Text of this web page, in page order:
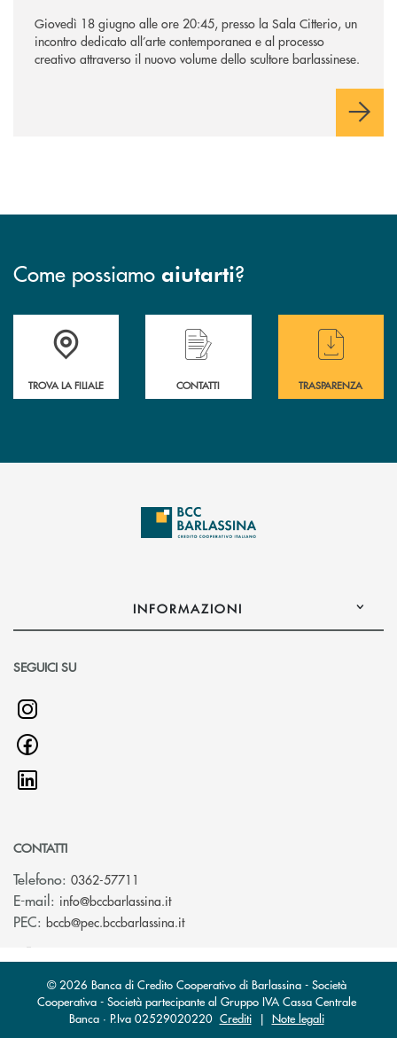
Giovedì 18 giugno alle ore 20:45, presso la Sala Citterio, un
incontro dedicato all’arte contemporanea e al processo
creativo attraverso il nuovo volume dello scultore barlassinese.
Come possiamo aiutarti?
Accedi all' elenco completo delle filiali di BCC Barlassina.
TROVA LA FILIALE
Hai bisogno di assistenza immediata ?
CONTATTI
Hai bisogno di
TRASPARENZA
INFORMAZIONI
SEGUICI SU
CONTATTI
Telefono: 0362-57711
E-mail: info@bccbarlassina.it(si apre l’app di posta elettronica)
PEC: bccb@pec.bccbarlassina.it(si apre l’app di posta elettronica)
© 2026 Banca di Credito Cooperativo di Barlassina - Società
Cooperativa - Società partecipante al Gruppo IVA Cassa Centrale
Banca · P.Iva 02529020220 Crediti| Note legali